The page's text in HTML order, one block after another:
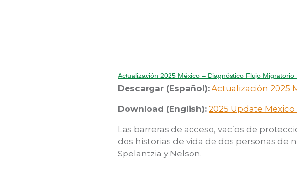
Actualización 2025 México – Diagnóstico Flujo Migratorio
Descargar (Español): Actualización 2025
Download (English): 2025 Update
Las barreras de acceso, vacíos de
dos historias de vida de dos personas de
Spelantzia y Nelson.